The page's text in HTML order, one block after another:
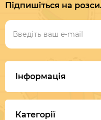
Підпишіться на
Інформація
Категорії